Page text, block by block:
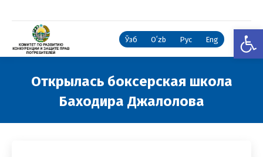
Ўзб Oʻzb Рус Eng
Открылась боксерская школа
Баходира Джалолова